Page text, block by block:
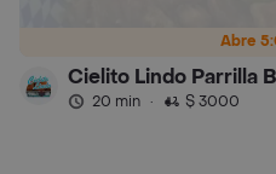
Abre
Cielito Lindo Parrilla
20 min · $ 3000